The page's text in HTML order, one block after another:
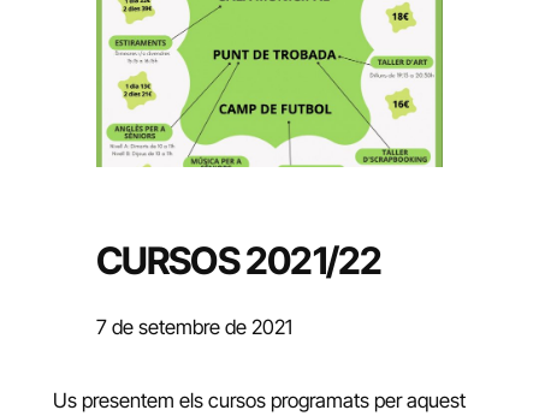
CURSOS 2021/22
7 de setembre de 2021
Us presentem els cursos programats per aquest